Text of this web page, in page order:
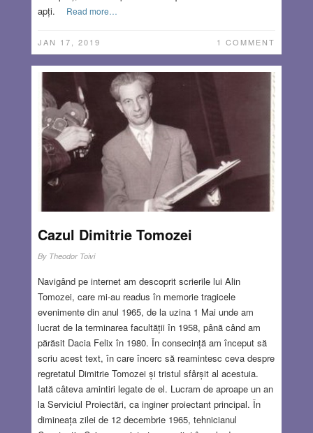
apți.
Read more…
JAN 17, 2019 1 COMMENT
Cazul Dimitrie Tomozei
By Theodor Toivi
Navigând pe internet am descoprit scrierile lui Alin
Tomozei, care mi-au readus în memorie tragicele
evenimente din anul 1965, de la uzina 1 Mai unde am
lucrat de la terminarea facultății în 1958, până când am
părăsit Dacia Felix în 1980. În consecință am început să
scriu acest text, în care încerc să reamintesc ceva despre
regretatul Dimitrie Tomozei și tristul sfârșit al acestuia.
Iată câteva amintiri legate de el. Lucram de aproape un an
la Serviciul Proiectări, ca inginer proiectant principal. În
dimineața zilei de 12 decembrie 1965, tehnicianul